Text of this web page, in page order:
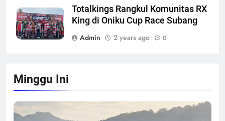
Totalkings Rangkul Komunitas RX
King di Oniku Cup Race Subang
Admin
2 years ago 0
Minggu Ini